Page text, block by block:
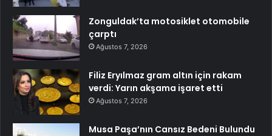
Zonguldak’ta motosiklet otomobile
çarptı
Ağustos 7, 2026
Filiz Eryılmaz gram altın için rakam
verdi: Yarın akşama işaret etti
Ağustos 7, 2026
Musa Paşa’nın Cansız Bedeni Bulundu